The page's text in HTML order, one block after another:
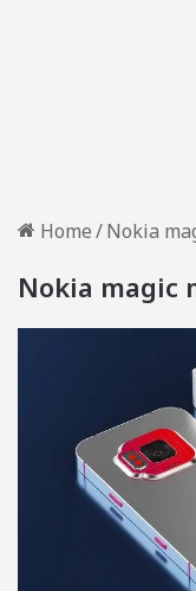
Home/Nokia
Nokia magic